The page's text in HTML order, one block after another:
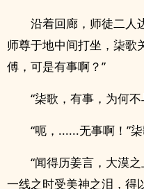
沿着回廊，师徒二人
师尊于地中间打坐，柒歌
傅，可是有事啊？”
“柒歌，有事，为何不
“呃，......无事啊！”
“闻得历姜言，大漠
一线之时受美神之泪，得